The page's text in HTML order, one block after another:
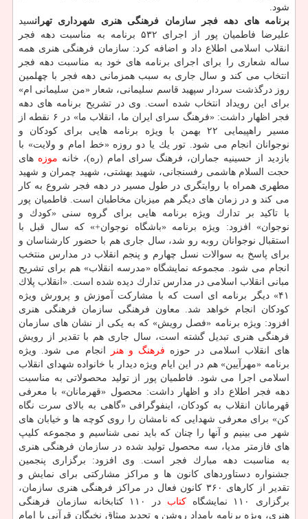
شود.
برنامه های دهه فجر سازمان فرهنگی هنری شهرداری تهرانسید
علیرضا فاطمیان پور از اجرای ۵۳۲ برنامه به مناسبت دهه فجر
انقلاب اسلامی اطلاع داد و اضافه كرد: سازمان فرهنگی هنری همه
ساله شعاری را برای اجرای برنامه های خود به مناسبت دهه فجر
انتخاب می كند و سال جاری به سبب همزمانی دهه فجر با چهلمین
روز درگذشت سردار سپهبد قاسم سلیمانی، شعار «من سلیمانی ام»
برای این رویداد انتخاب شده است. وی در تشریح برنامه های دهه
فجر اظهار داشت: «فرهنگ سرای ایران ما، انقلاب ما» در ۶ نقطه از
مسیر راهپیمایی ۲۲ بهمن با ویژه برنامه هایی برای كودكان و
نوجوانان انجام می شود. تور یك یا دو روزه «خط امام و ولایت» با
بازدید از حسینیه جماران، فرهنگ سرای امام (ره)، خانه موزه های
حجت السلام هاشمی رفسنجانی، شهید بهشتی، شهید چمران و شهید
مطهری همراه با روایتگری در طول مسیر در دهه فجر شروع به كار
می كند و در زمان های دیگر هم میزبان مخاطبان است. فاطمیان پور
با تاكید بر تدارك ویژه برنامه هایی برای گروه سنی «كودك و
نوجوان» افزود: ویژه برنامه «باشگاه نوجوان+» كه سال قبل با
استقبال نوجوانان روبه رو شد، سال جاری هم با حضور كارشناسان و
برای پاسخ به سوالات نسل چهارم و پنجم انقلاب در مدارس منتخب
انجام می شود. مجموعه نمایشگاه «مدرسه انقلاب» هم برای تشریح
مبانی انقلاب اسلامی در مدارس تدارك دیده شده است. «انقلاب پلاك
۴۱» دیگر برنامه ای است كه با مشاركت آموزش و پرورش ویژه
كودكان انجام خواهد شد. معاون فرهنگی سازمان فرهنگی هنری
افزود: ویژه برنامه «فصل رویش» كه به یكی از نشان های سازمان
فرهنگی هنری تبدیل گشته است، سال جاری هم با تقدیر از رویش
های انقلاب اسلامی در حوزه فرهنگ و هنر
انجام می شود. ویژه
برنامه «مهرآیین» هم در این ایام ویژه دیدار با خانواده شهدای انقلاب
اسلامی اجرا می شود. فاطمیان پور از تولید محصولاتی به مناسبت
دهه فجر اطلاع داد و اظهار داشت: محصول «قهرمانان» با معرفی
قهرمانان انقلاب به كودكان، اینفوگرافی «گاهی به بالای سرت نگاه
كن» برای معرفی شهدایی كه نامشان را روی كوچه ها و خیابان های
شهر می بینیم و آنها را چنان كه باید نمی شناسیم و مجموعه كلیپ
های فازمتر مدیا، سه محصول تولید شده در سازمان فرهنگی هنری
به مناسبت دهه مبارك فجر است. وی افزود: برگزاری پنجمین
جشنواره دستاوردهای كانون ها و مراكز مشاركتی برای نمایش و
تقدیر از كارهای ۳۶۰ كانون فعال در مراكز فرهنگی هنری سازمان،
برگزاری ۱۱۰ نمایشگاه
كتاب
در ۱۱۰ كتابخانه سازمان فرهنگی
هنری، ویژه برنامه بامداد روشن و تجدید میثاق نخبگان قرآنی با امام